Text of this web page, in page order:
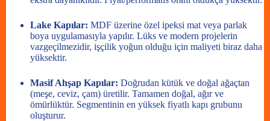
Lake Kapılar: MDF üzerine özel ipeksi mat veya parlak
boya uygulamasıyla yapılır. Lüks ve modern projelerin
vazgeçilmezidir, işçilik yoğun olduğu için maliyeti biraz daha
yüksektir.
Masif Ahşap Kapılar: Doğrudan kütük ve doğal ağaçtan
(meşe, ceviz, çam) üretilir. Tamamen doğal, ağır ve
ömürlüktür. Segmentinin en yüksek fiyatlı kapı grubunu
oluşturur.